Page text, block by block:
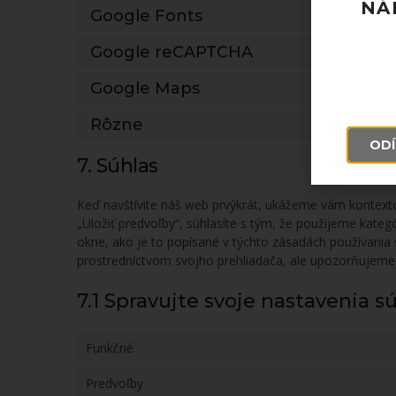
Google Fonts
Google reCAPTCHA
Google Maps
Rôzne
7. Súhlas
Keď navštívite náš web prvýkrát, ukážeme vám
„Uložiť predvoľby“, súhlasíte s tým, že použijeme
okne, ako je to popísané v týchto zásadách
prostredníctvom svojho prehliadača, ale
7.1 Spravujte svoje nastavenia
Funkčné
Predvoľby